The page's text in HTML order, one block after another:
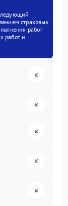
страховых
работ
работ и